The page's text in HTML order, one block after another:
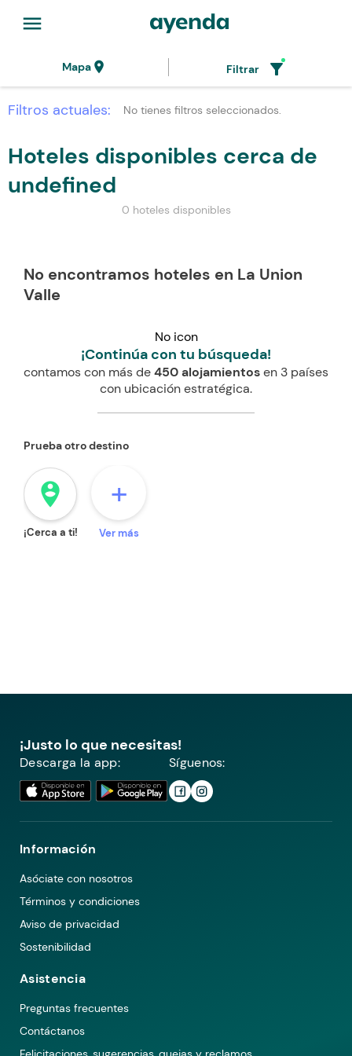
menu
Mapalocation_on Filtrar filter_alt
Filtros actuales: No tienes filtros seleccionados.
Hoteles disponibles cerca de
undefined
0 hoteles disponibles
No encontramos hoteles en La Union
Valle
No icon
¡Continúa con tu búsqueda!
contamos con más de450 alojamientosen 3 países
con ubicación estratégica.
Prueba otro destino
person_pin_circle
¡Cerca a ti!
+
Ver más
¡Justo lo que necesitas!
Descarga la app: Síguenos:
Información
Asóciate con nosotros
Términos y condiciones
Aviso de privacidad
Sostenibilidad
Asistencia
Preguntas frecuentes
Contáctanos